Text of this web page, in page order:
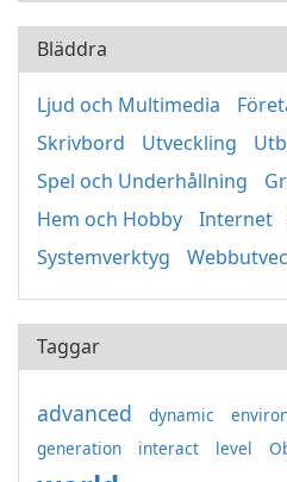
Bläddra
Ljud och Multimedia
Skrivbord
Utveckling
Spel och Underhållning
Hem och Hobby
Internet
Systemverktyg
Taggar
advanced dynamic
generation interact level